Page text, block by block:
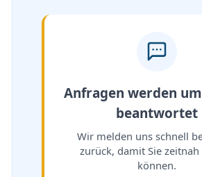
Anfragen werden
beantwortet
Wir melden uns schnell
zurück, damit Sie zeitnah
können.